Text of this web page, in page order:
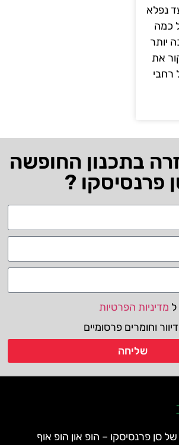
נפלא
כמה
יותר
את
רחבי
בתכנון החופשה
פרנסיסקו ?
מדיניות הפרטיות
וחומרים פרסומיים
שליחה
של סן פרנסיסקו – הופ און הופ אוף